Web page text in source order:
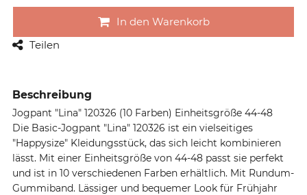
In den Warenkorb
Teilen
Beschreibung
Jogpant "Lina" 120326 (10 Farben) Einheitsgröße 44-48
Die Basic-Jogpant "Lina" 120326 ist ein vielseitiges
"Happysize" Kleidungsstück, das sich leicht kombinieren
lässt. Mit einer Einheitsgröße von 44-48 passt sie perfekt
und ist in 10 verschiedenen Farben erhältlich. Mit Rundum-
Gummiband. Lässiger und bequemer Look für Frühjahr